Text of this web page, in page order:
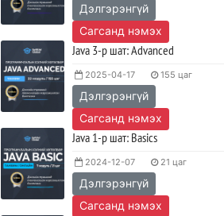
байгуулагдлаа.
2023/05/15 SHARE
сурах вэ?
2023/04/27 SHARE
Ажил дээрээ сайн найзтай байх нь
ажлын бүтээмж нэмэгдүүлж,
тогтвортой ажиллах суурь болдог
2023/04/25 SHARE
Дэлгэрэнгүй
Сагсанд нэмэх
Java 3-р шат: Advanced
2025-04-17 155 цаг
Дэлгэрэнгүй
Сагсанд нэмэх
Java 1-р шат: Basics
2024-12-07 21 цаг
Дэлгэрэнгүй
Сагсанд нэмэх